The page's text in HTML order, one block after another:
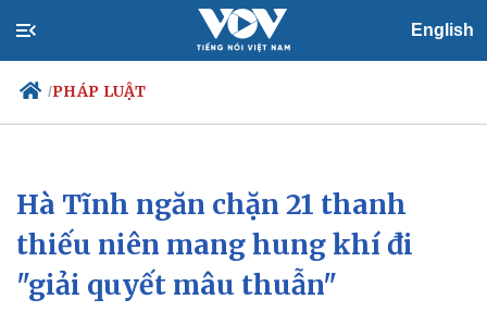
English
/PHÁP LUẬT
Chính trị
Đảng
Tổ chức nhân sự
Quốc hội
Nhận diện sự thật
Xã hội
Dự báo thời tiết
Giáo dục
Hà Tĩnh ngăn chặn 21 thanh
thiếu niên mang hung khí đi
"giải quyết mâu thuẫn"